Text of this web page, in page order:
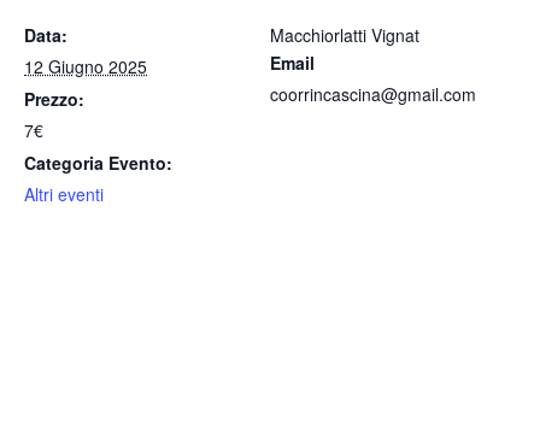
Data:
12 Giugno 2025
Prezzo:
7€
Categoria Evento:
Altri eventi
Macchiorlatti Vignat
Email
coorrincascina@gmail.com